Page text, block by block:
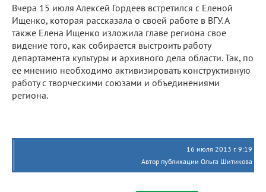
Вчера 15 июля Алексей Гордеев встретился с Еленой
Ищенко, которая рассказала о своей работе в ВГУ. А
также Елена Ищенко изложила главе региона свое
видение того, как собирается выстроить работу
департамента культуры и архивного дела области. Так, по
ее мнению необходимо активизировать конструктивную
работу с творческими союзами и объединениями
региона.
16 июля 2013 г. 9:19
Автор публикации Ольга Шитикова